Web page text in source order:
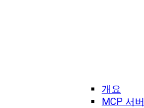
개요
MCP 서버